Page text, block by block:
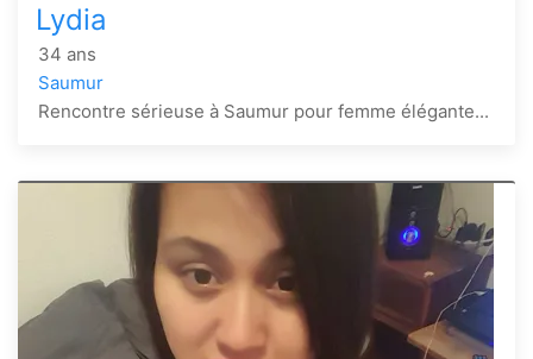
Lydia
34 ans
Saumur
Rencontre sérieuse à Saumur pour femme élégante...